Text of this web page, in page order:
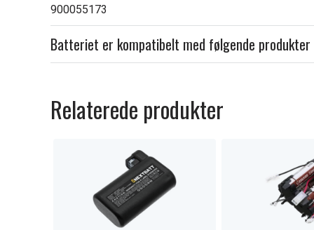
900055173
Batteriet er kompatibelt med følgende produkter
Relaterede produkter